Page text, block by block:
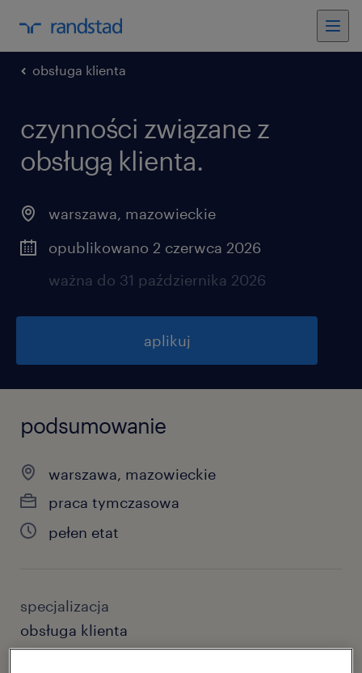
obsługa klienta
czynności związane z
obsługą klienta.
warszawa, mazowieckie
opublikowano 2 czerwca 2026
ważna do 31 października 2026
aplikuj
podsumowanie
warszawa, mazowieckie
praca tymczasowa
pełen etat
specjalizacja
obsługa klienta